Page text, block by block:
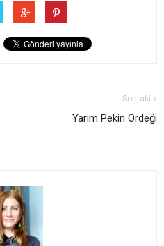
Sonraki »
Yarım Pekin Ördeği